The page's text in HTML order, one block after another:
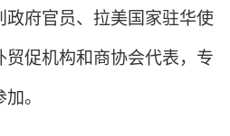
政府官员、拉美国家驻华使
贸促机构和商协会代表，专
。